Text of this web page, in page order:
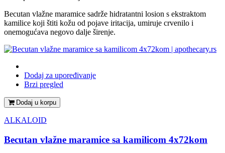
Becutan vlažne maramice sadrže hidratantni losion s ekstraktom
kamilice koji štiti kožu od pojave iritacija, umiruje crvenilo i
onemogućava negovo dalje širenje.
Dodaj za upoređivanje
Brzi pregled
Dodaj u korpu
ALKALOID
Becutan vlažne maramice sa kamilicom 4x72kom